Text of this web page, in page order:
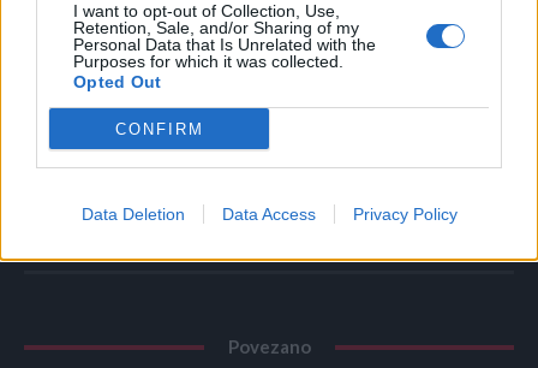
I want to opt-out of Collection, Use,
Retention, Sale, and/or Sharing of my
Personal Data that Is Unrelated with the
Purposes for which it was collected.
Opted Out
CONFIRM
Data Deletion Data Access Privacy Policy
stariji od 49. mogli komotno da obrišu svoj Fejsbuk nalog.
Ipak, ispostavilo se da starije generacije polako vrše
invaziju na društvene mreže, posebno Fejsbuk.
(Izvor: zena.blic.rs / huffingtonpost.com / Preuzeto sa:
kutaknet.com / Foto: pixabay.com)
Povezano